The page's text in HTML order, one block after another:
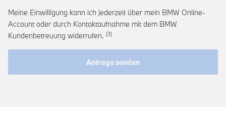
Meine Einwilligung kann ich jederzeit über mein BMW Online-
Account oder durch Kontaktaufnahme mit dem BMW
Kundenbetreuung widerrufen. Link zur Fußnote: Widerruf der
Anfrage senden